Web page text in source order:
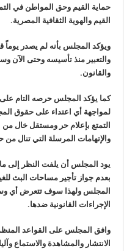
حماية القيم وحق المواطن في
القيم والهوية الثقافية المصرية.
ويؤكد المجلس بأنه لم يصدر
والتعبير منذ تأسيسه وحتى الآن
والقانون.
كما يؤكد المجلس حرصه التام على
لمواجهة أي اعتداء على حقوق
التمتع بإعلام حر ومستقل خال من
والإتهامات المرسلة التي تنال من
بعدم جواز تأجير مساحات البث
المجلس ولهذا سوف تتعرض أي
الإجراءات القانونية ضدها.
وافق المجلس على القواعد
الانتشار والمشاهدة والاستماع